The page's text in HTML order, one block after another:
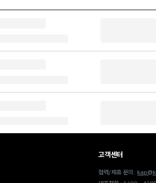
고객센터
협력/제휴 문의 :